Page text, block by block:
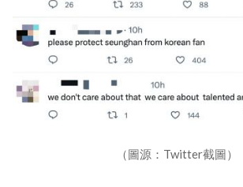
（圖源：Twitter截圖）